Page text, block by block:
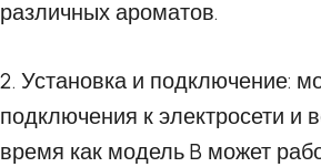
различных ароматов.
2. Установка и подключение:
подключения к электросети и
время как модель B может